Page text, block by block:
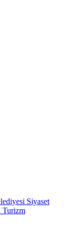
Siyaset
Turizm